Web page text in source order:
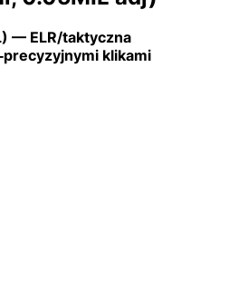
— ELR/taktyczna
klikami